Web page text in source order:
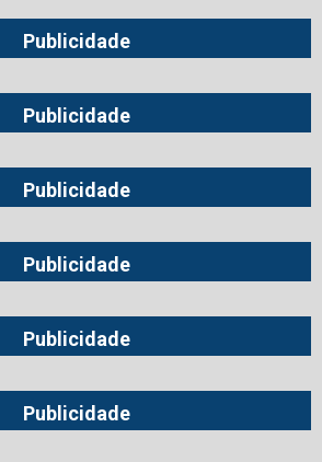
Publicidade
Publicidade
Publicidade
Publicidade
Publicidade
Publicidade